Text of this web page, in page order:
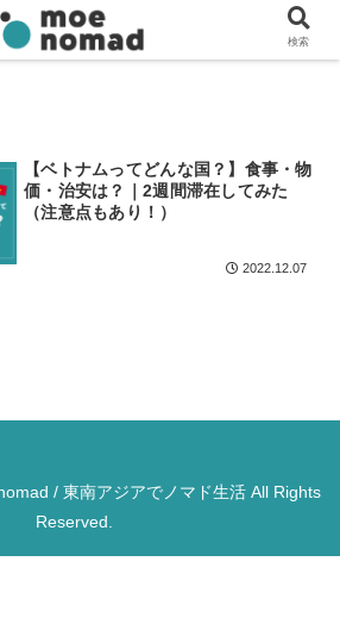
【ベトナムってどんな国？】食事・物
価・治安は？｜2週間滞在してみた
（注意点もあり！）
2022.12.07
/ 東南アジアでノマド生活 All Rights
Reserved.
検索